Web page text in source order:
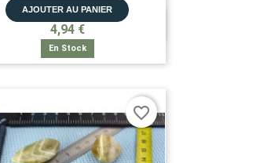
AJOUTER AU PANIER
4,94 €
En Stock
APERÇU RAPIDE
favorite_border